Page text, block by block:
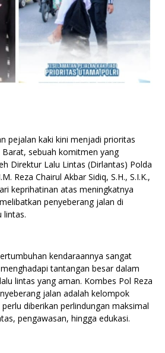
pejalan kaki kini menjadi prioritas
sebuah komitmen yang
Direktur Lalu Lintas (Dirlantas) Polda
Reza Chairul Akbar Sidiq, S.H., S.I.K.,
keprihatinan atas meningkatnya
penyeberang jalan di
lintas.
kendaraannya sangat
tantangan besar dalam
lintas yang aman. Kombes Pol Reza
jalan adalah kelompok
diberikan perlindungan maksimal
pengawasan, hingga edukasi.